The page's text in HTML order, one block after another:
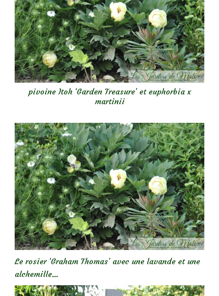
pivoine Itoh ‘Garden Treasure’ et euphorbia x
martinii
Le rosier ‘Graham Thomas’ avec une lavande et une
alchemille…